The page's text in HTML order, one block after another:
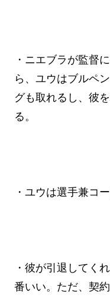
・ニエブラが監督
ら、ユウはブルペ
グも取れるし、彼
る。
・ユウは選手兼コ
・彼が引退してく
番いい。ただ、契